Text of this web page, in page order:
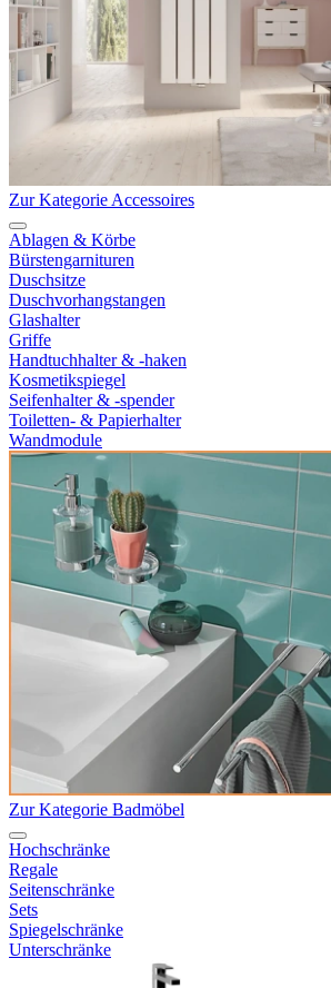
Zur Kategorie Accessoires
Ablagen & Körbe
Bürstengarnituren
Duschsitze
Duschvorhangstangen
Glashalter
Griffe
Handtuchhalter & -haken
Kosmetikspiegel
Seifenhalter & -spender
Toiletten- & Papierhalter
Wandmodule
Zur Kategorie Badmöbel
Hochschränke
Regale
Seitenschränke
Sets
Spiegelschränke
Unterschränke